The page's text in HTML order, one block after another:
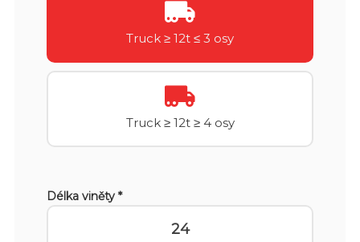
Truck ≥ 12t ≤ 3 osy
Truck ≥ 12t ≥ 4 osy
Délka viněty *
24